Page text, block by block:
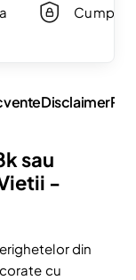
Disclaimer
sau
-
din
cu